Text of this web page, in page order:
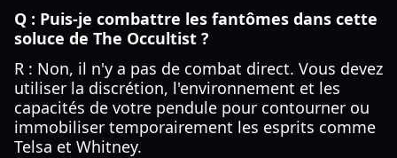
Q : Puis-je combattre les fantômes dans cette
soluce de The Occultist ?
R : Non, il n'y a pas de combat direct. Vous devez
utiliser la discrétion, l'environnement et les
capacités de votre pendule pour contourner ou
immobiliser temporairement les esprits comme
Telsa et Whitney.